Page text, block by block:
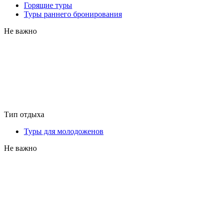
Горящие туры
Туры раннего бронирования
Не важно
Тип отдыха
Туры для молодоженов
Не важно